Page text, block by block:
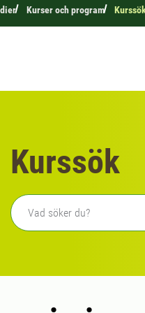
Kurser och program
Kurssök
Fritext sökning